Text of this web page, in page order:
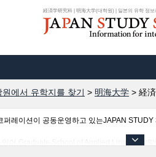
経済学研究科 | 明海大学(대학원) | 일본의 유학 정보
에서 유학지를 찾기 > 明海大学 > 経
레이션이 공동운영하고 있는JAPAN
있어 Graduate School of Applied Linguistics